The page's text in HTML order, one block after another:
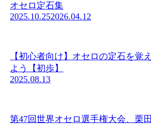
オセロ定石集
2025.10.252026.04.12
【初心者向け】オセロの定石を覚え
よう【初歩】
2025.08.13
第47回世界オセロ選手権大会、栗田